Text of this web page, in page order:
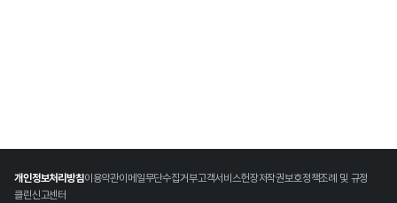
개인정보처리방침이용약관이메일무단수집거부고객서비스헌장저작권보호정책조례 및 규정
클린신고센터